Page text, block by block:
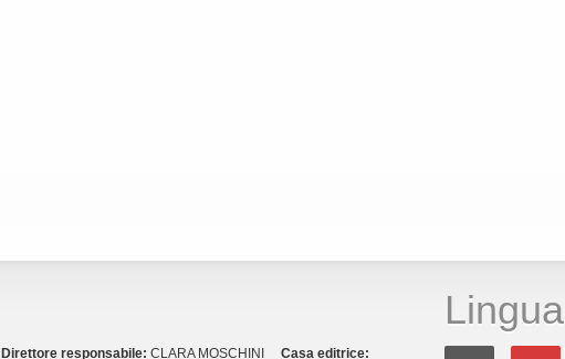
Direttore responsabile: CLARA MOSCHINI Casa editrice:
Lingua